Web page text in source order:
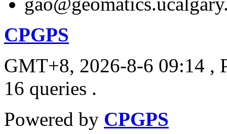
CPGPS
GMT+8, 2026-8-6 09:14 ,
16 queries .
Powered by CPGPS